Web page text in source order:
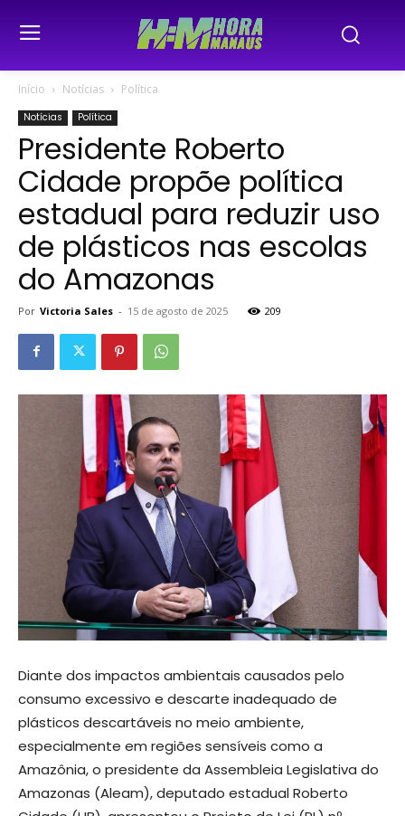
Início Notícias Política
Notícias Política
Presidente Roberto
Cidade propõe política
estadual para reduzir uso
de plásticos nas escolas
do Amazonas
Por Victoria Sales - 15 de agosto de 2025 209
Diante dos impactos ambientais causados pelo
consumo excessivo e descarte inadequado de
plásticos descartáveis no meio ambiente,
especialmente em regiões sensíveis como a
Amazônia, o presidente da Assembleia Legislativa do
Amazonas (Aleam), deputado estadual Roberto